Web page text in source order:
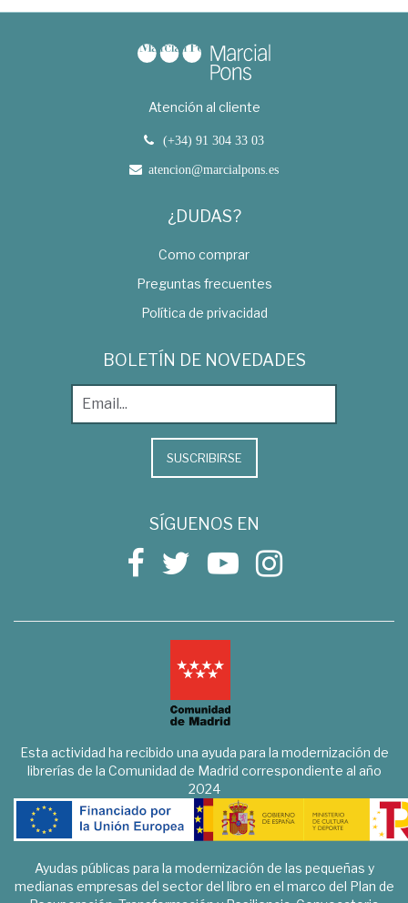
Atención al cliente
(+34) 91 304 33 03
atencion@marcialpons.es
¿DUDAS?
Como comprar
Preguntas frecuentes
Política de privacidad
BOLETÍN DE NOVEDADES
SUSCRIBIRSE
SÍGUENOS EN
Esta actividad ha recibido una ayuda para la modernización de
librerías de la Comunidad de Madrid correspondiente al año
2024
Ayudas públicas para la modernización de las pequeñas y
medianas empresas del sector del libro en el marco del Plan de